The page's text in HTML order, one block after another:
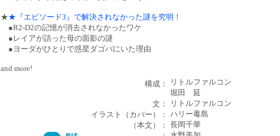
★★『エピソード3』で解決されなかった謎を究明！
●R2-D2の記憶が消去されなかったワケ
●レイアが語った母の面影の謎
●ヨーダがひとりで惑星ダゴバにいた理由
and more!
構成：
文：
イラスト（カバー）：
（本文）：
リトルファルコン
堀田 延
リトルファルコン
ハリー毒島
長岡千華